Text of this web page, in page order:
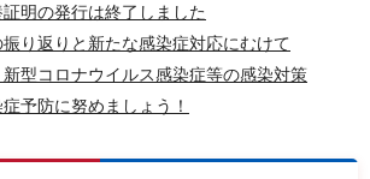
明の発行は終了しました
り返りと新たな感染症対応にむけて
型コロナウイルス感染症等の感染対策
予防に努めましょう！